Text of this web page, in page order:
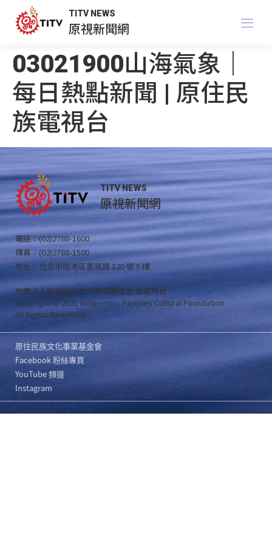
TITV NEWS
原視新聞網
03021900山海氣象｜
每日熱點新聞 | 原住民
族電視台
TITV NEWS
原視新聞網
電話：(02)2788-1600
傳真：(02)2788-1500
地址：台北市南港區重陽路 120 號 5 樓
財團法人原住民族文化事業基金會 版權所有
Copyright © 2021 Indigenous Peoples Cultural Foundation
All Rights Reserved .
原住民族文化事業基金會
Facebook 粉絲專頁
YouTube 頻道
Instagram